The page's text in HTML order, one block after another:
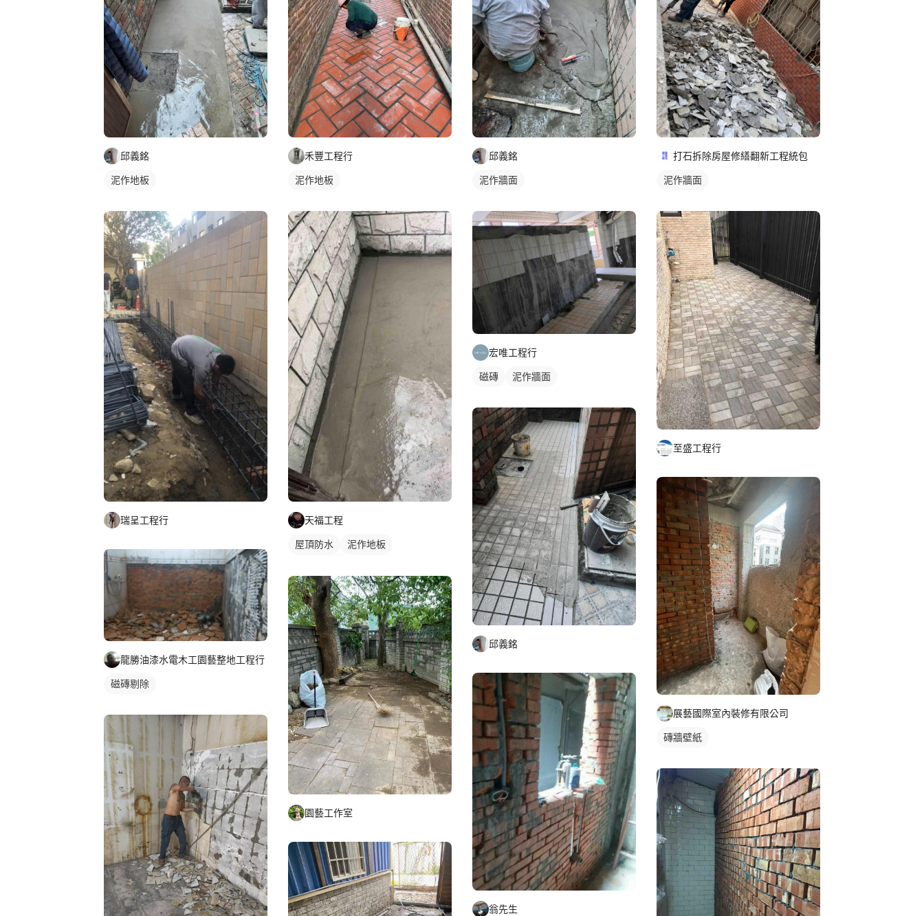
邱義銘
泥作地板
瑞呈工程行
龍勝油漆水電木工園藝整地工程行
磁磚剔除
禾豐工程行
泥作地板
天福工程
屋頂防水
泥作地板
園藝工作室
邱義銘
泥作牆面
宏唯工程行
磁磚 泥作牆面
邱義銘
翁先生
打石拆除房屋修繕翻新工程統包
泥作牆面
至盛工程行
展藝國際室內裝修有限公司
磚牆壁紙